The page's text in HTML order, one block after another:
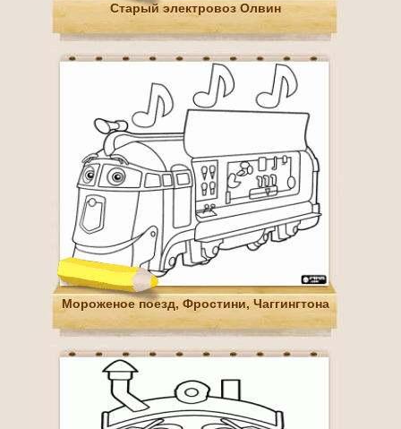
Старый электровоз Олвин
Мороженое поезд, Фростини, Чаггингтона